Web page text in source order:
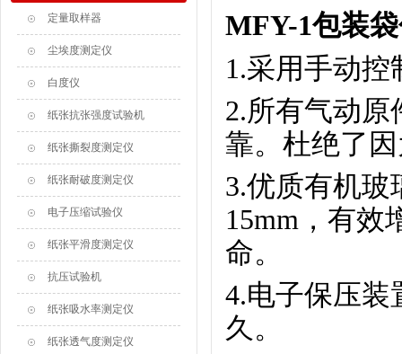
MFY-1包装
1.采用手动
2.所有气动
靠。杜绝了
3.优质有机
15mm，有效
命。
4.电子保压装
久。
定量取样器
尘埃度测定仪
白度仪
纸张抗张强度试验机
纸张撕裂度测定仪
纸张耐破度测定仪
电子压缩试验仪
纸张平滑度测定仪
抗压试验机
纸张吸水率测定仪
纸张透气度测定仪